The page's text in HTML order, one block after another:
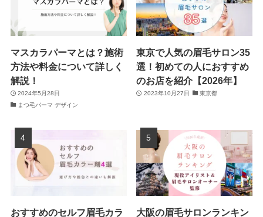
マスカラパーマとは？施術
方法や料金について詳しく
解説！
2024年5月28日
まつ毛パーマ デザイン
東京で人気の眉毛サロン35
選！初めての人におすすめ
のお店を紹介【2026年】
2023年10月27日 東京都
おすすめのセルフ眉毛カラ 大阪の眉毛サロンランキン